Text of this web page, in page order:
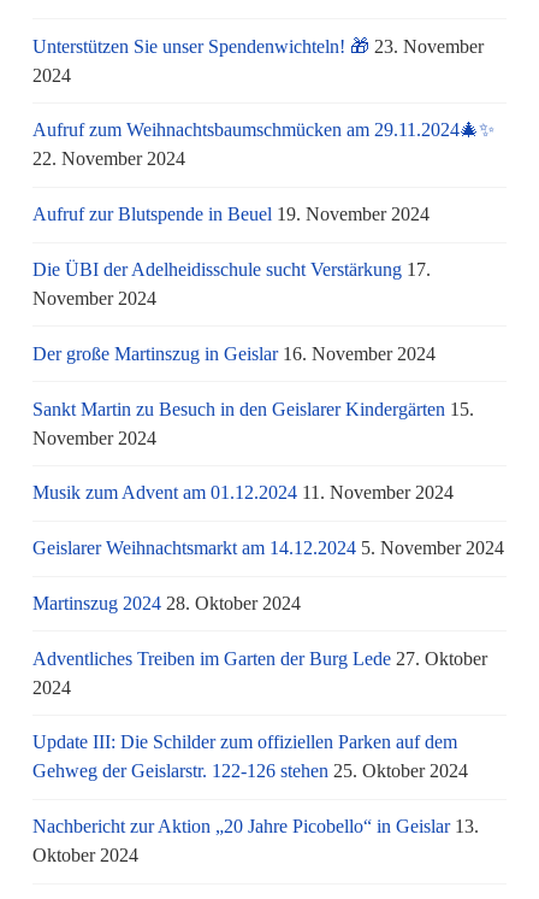
Unterstützen Sie unser Spendenwichteln! 🎁 23. November
2024
Aufruf zum Weihnachtsbaumschmücken am 29.11.2024🎄✨
22. November 2024
Aufruf zur Blutspende in Beuel 19. November 2024
Die ÜBI der Adelheidisschule sucht Verstärkung 17.
November 2024
Der große Martinszug in Geislar 16. November 2024
Sankt Martin zu Besuch in den Geislarer Kindergärten 15.
November 2024
Musik zum Advent am 01.12.2024 11. November 2024
Geislarer Weihnachtsmarkt am 14.12.2024 5. November 2024
Martinszug 2024 28. Oktober 2024
Adventliches Treiben im Garten der Burg Lede 27. Oktober
2024
Update III: Die Schilder zum offiziellen Parken auf dem
Gehweg der Geislarstr. 122-126 stehen 25. Oktober 2024
Nachbericht zur Aktion „20 Jahre Picobello“ in Geislar 13.
Oktober 2024